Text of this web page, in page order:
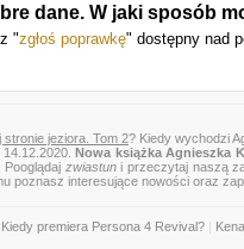
dane. W jaki sposób
"zgłoś poprawkę" dostępny nad
jeziora. Tom 2? Kiedy wychodzi
14.12.2020.Nowa książka Agnieszka
zwiastuni przeczytaj naszą
poznasz interesujące nowości oraz
Kiedy premiera Persona 4 Revival?